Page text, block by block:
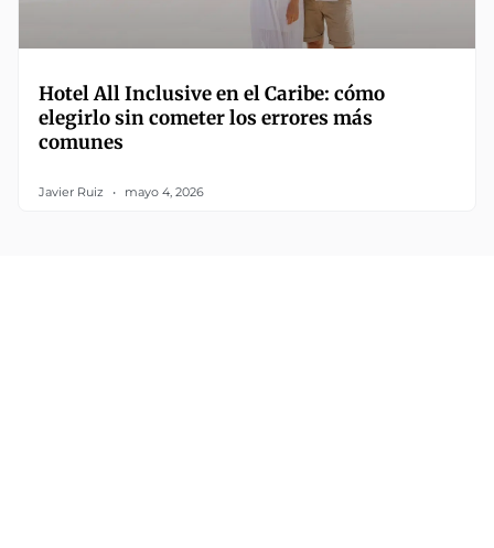
Hotel All Inclusive en el Caribe: cómo
elegirlo sin cometer los errores más
comunes
Javier Ruiz mayo 4, 2026